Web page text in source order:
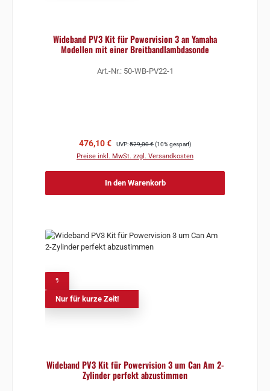
Wideband PV3 Kit für Powervision 3 an Yamaha
Modellen mit einer Breitbandlambdasonde
Art.-Nr.: 50-WB-PV22-1
Verkaufspreis:
476,10 € Regulärer Preis:
UVP:529,00 €(10% gespart)
Preise inkl. MwSt. zzgl. Versandkosten
In den Warenkorb
Nur für kurze Zeit!
Wideband PV3 Kit für Powervision 3 um Can Am 2-
Zylinder perfekt abzustimmen